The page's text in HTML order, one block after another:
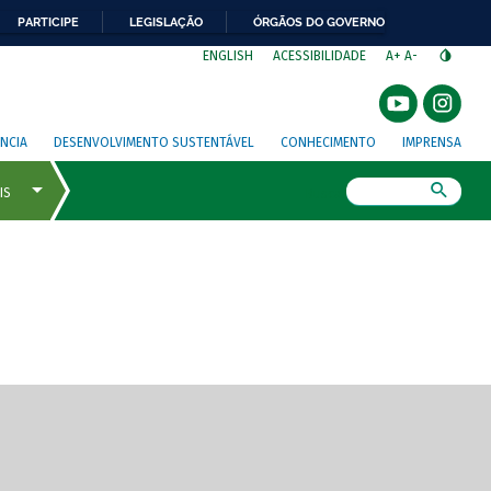
PARTICIPE LEGISLAÇÃO ÓRGÃOS DO GOVERNO
ENGLISH ACESSIBILIDADE A+ A-
DESENVOLVIMENTO SUSTENTÁVEL CONHECIMENTO IMPRENSA
de tela